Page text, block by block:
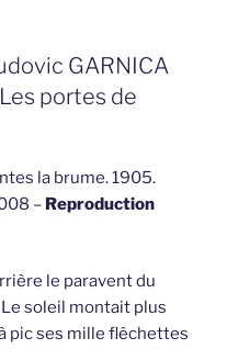
GARNICA
portes de
la brume. 1905.
– Reproduction
le paravent du
Le soleil montait plus
pic ses mille flêchettes